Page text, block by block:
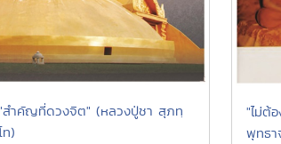
สำคัญที่ดวงจิต" (หลวงปู่ชา สุภทฺ
ท)
"ไม่ต้
พุทธา